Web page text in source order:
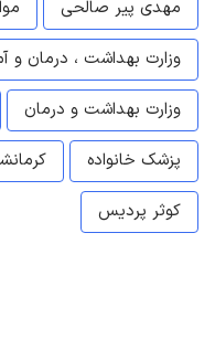
مهدی پیر صالحی
وزارت بهداشت ، درمان و
وزارت بهداشت و درمان
پزشک خانواده
کوثر پردیس